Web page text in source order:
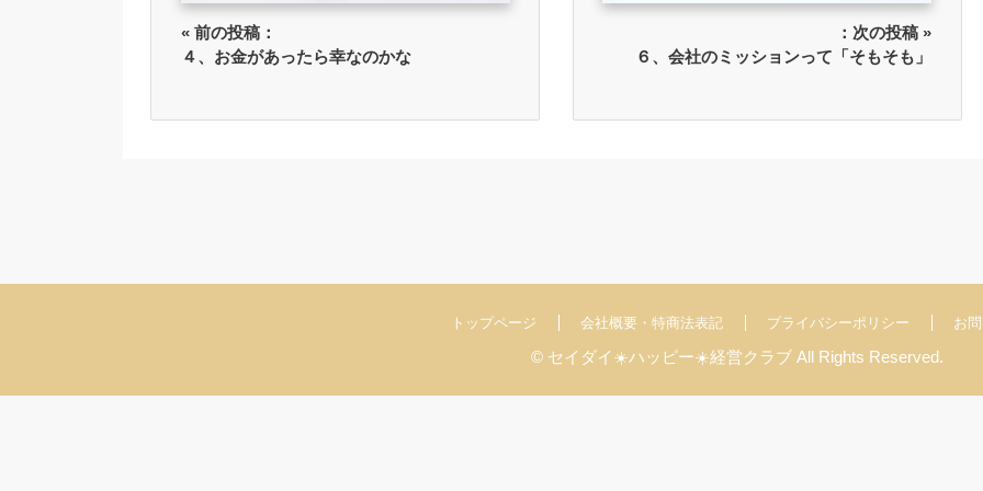
« 前の投稿：
４、お金があったら幸なのかな
：次の投稿 »
６、会社のミッションって「そもそも」
トップページ 会社概要・特商法表記 プライバシーポリシー お
© セイダイ☀️ハッピー☀️経営クラブ All Rights Reserved.